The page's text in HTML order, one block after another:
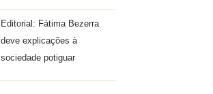
Editorial: Fátima Bezerra
deve explicações à
sociedade potiguar